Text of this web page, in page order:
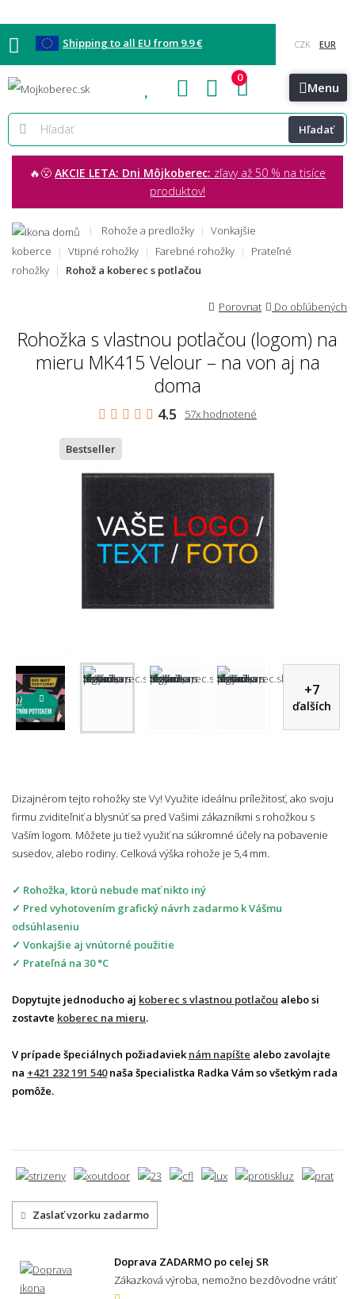
Shipping to all EU from 9.9 €
Blog Kontakt Menu
Hľadať
0
🔥😮 AKCIE LETA: Dni Môjkoberec: zľavy až 50 % na tisíce
produktov!
Rohože a predložky
Vonkajšie
koberce
Vtipné rohožky Farebné rohožky
Prateľné
rohožky
Rohož a koberec s potlačou
Porovnat Do obľúbených
Rohožka s vlastnou potlačou (logom) na
mieru MK415 Velour – na von aj na
doma
4.5 57x hodnotené
Bestseller
+7
ďalších
Dizajnérom tejto rohožky ste Vy! Využite ideálnu príležitosť, ako svoju
firmu zviditeľniť a blysnúť sa pred Vašimi zákazníkmi s rohožkou s
Vaším logom. Môžete ju tiež využiť na súkromné účely na pobavenie
susedov, alebo rodiny. Celková výška rohože je 5,4 mm.
✓ Rohožka, ktorú nebude mať nikto iný
✓ Pred vyhotovením grafický návrh zadarmo k Vášmu
odsúhlaseniu
✓ Vonkajšie aj vnútorné použitie
✓ Prateľná na 30 °C
Dopytujte jednoducho aj koberec s vlastnou potlačou alebo si
zostavte koberec na mieru.
V prípade špeciálnych požiadaviek nám napíšte alebo zavolajte
na +421 232 191 540naša špecialistka Radka Vám so všetkým rada
pomôže.
Zaslať vzorku zadarmo
Doprava ZADARMO po celej SR
Zákazková výroba, nemožno bezdôvodne vrátiť